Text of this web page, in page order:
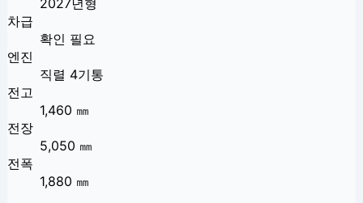
2027년형
차급
확인 필요
엔진
직렬 4기통
전고
1,460 ㎜
전장
5,050 ㎜
전폭
1,880 ㎜